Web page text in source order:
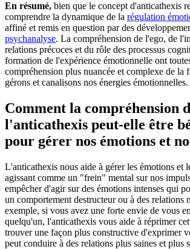
En résumé, bien que le concept d'anticathexis
comprendre la dynamique de la régulation
affiné et remis en question par des
psychanalyse. La compréhension de l'ego, de
relations précoces et du rôle des processus
formation de l'expérience émotionnelle ont
compréhension plus nuancée et complexe de la
gérons et canalisons nos énergies émotionnelles.
Comment la compréhension
l'anticathexis peut-elle être
pour gérer nos émotions et
L'anticathexis nous aide à gérer les émotions et
agissant comme un "frein" mental sur nos
empêcher d'agir sur des émotions intenses qui
un comportement destructeur ou à des relations
exemple, si vous avez une forte envie de vous
quelqu'un, l'anticathexis vous aide à réprimer
trouver une façon plus constructive d'exprimer
peut conduire à des relations plus saines et plus